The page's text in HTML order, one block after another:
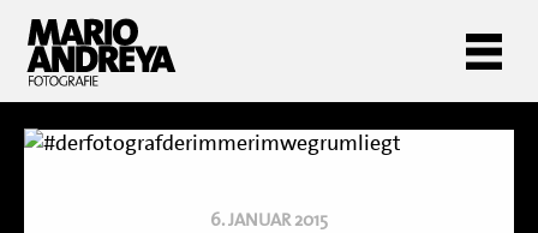
6. JANUAR 2015